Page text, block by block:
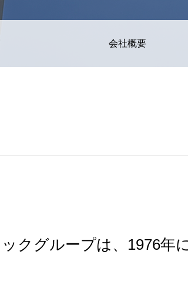
会社概要
クグループは、1976年